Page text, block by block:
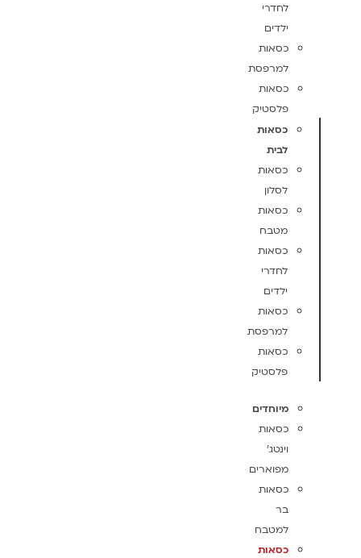
לחדרי
ילדים
כסאות
למרפסת
כסאות
פלסטיק
כסאות
לבית
כסאות
לסלון
כסאות
מטבח
כסאות
לחדרי
ילדים
כסאות
למרפסת
כסאות
פלסטיק
מיוחדים
כסאות
וינטג'
מפוארים
כסאות
בר
למטבח
כסאות